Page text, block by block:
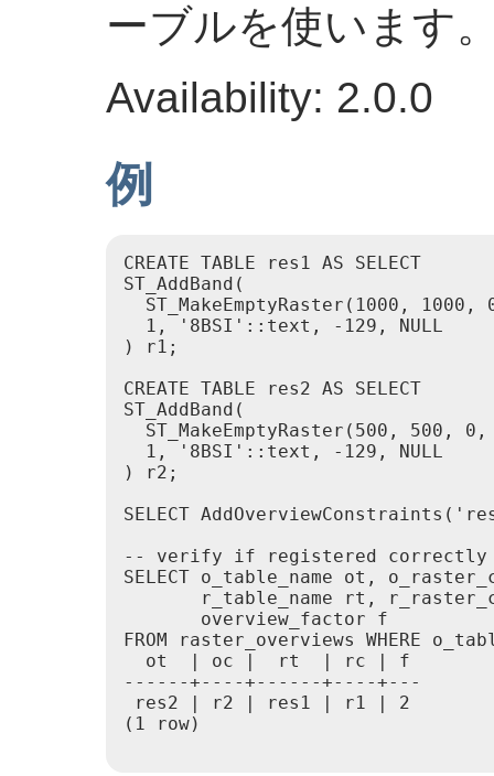
ーブルを使います
Availability: 2.0.0
例
CREATE TABLE res1 AS SELECT
ST_AddBand(
ST_MakeEmptyRaster(1000, 1000,
  1, '8BSI'::text, -129, NULL
) r1;
CREATE TABLE res2 AS SELECT
ST_AddBand(
ST_MakeEmptyRaster(500, 500, 0,
  1, '8BSI'::text, -129, NULL
) r2;
SELECT
-- verify if registered correctly
SELECT o_table_name ot,
r_table_name rt,
       overview_factor f
FROM raster_overviews WHERE
  ot  | oc |  rt  | rc | f
------+----+------+----+---
res2 | r2 | res1 | r1 | 2
(1 row)